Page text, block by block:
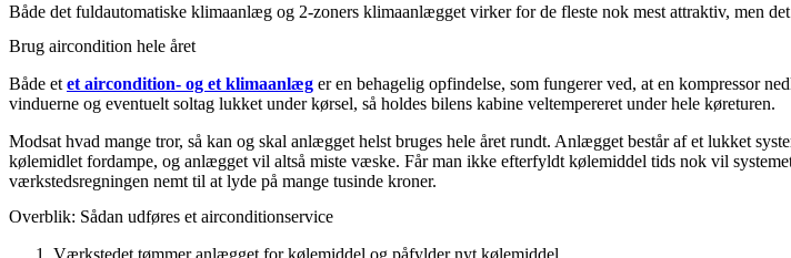
Både det fuldautomatiske klimaanlæg og 2-zoners klimaanlægget virker for de fleste nok mest attraktiv, men det
Brug aircondition hele året
Både et et aircondition- og et klimaanlæg er en behagelig opfindelse, som fungerer ved, at en kompressor
vinduerne og eventuelt soltag lukket under kørsel, så holdes bilens kabine veltempereret under hele køreturen.
Modsat hvad mange tror, så kan og skal anlægget helst bruges hele året rundt. Anlægget består af et lukket
kølemidlet fordampe, og anlægget vil altså miste væske. Får man ikke efterfyldt kølemiddel tids nok vil
værkstedsregningen nemt til at lyde på mange tusinde kroner.
Overblik: Sådan udføres et airconditionservice
Værkstedet tømmer anlægget for kølemiddel og påfylder nyt kølemiddel.